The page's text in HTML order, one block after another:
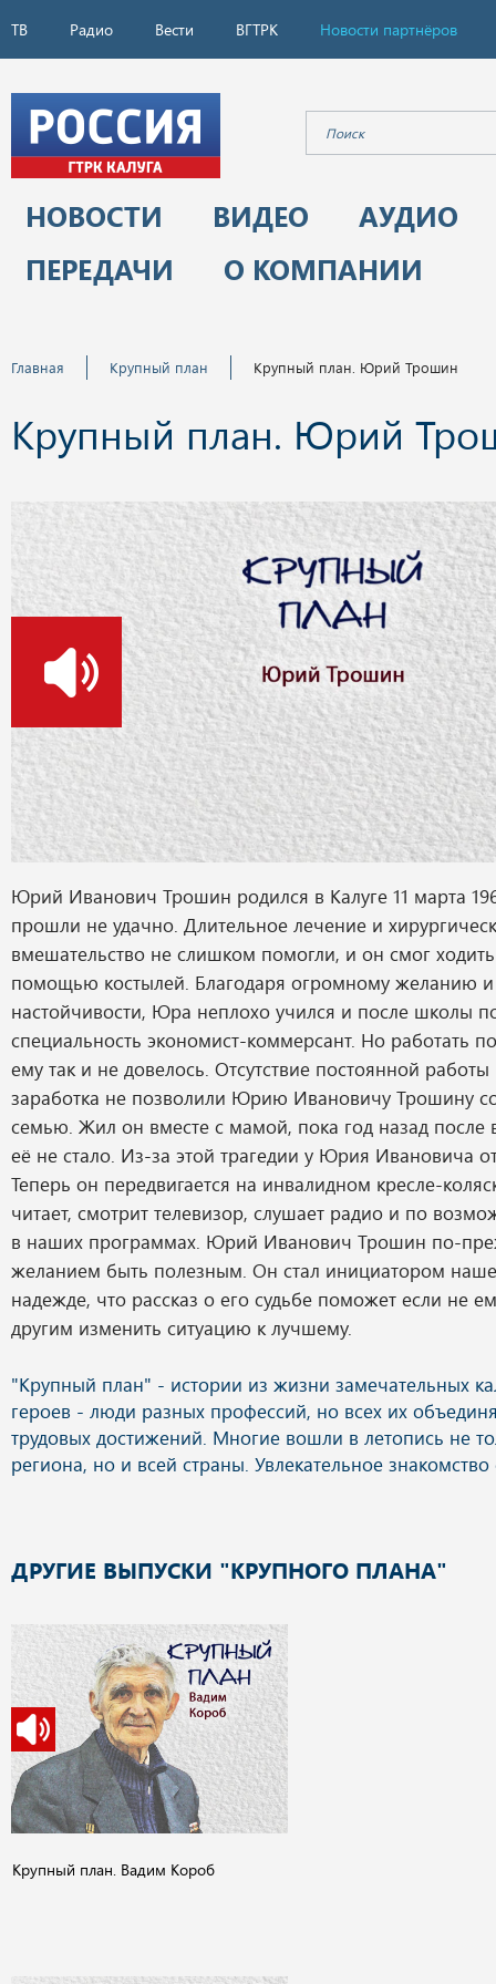
ТВ Радио Вести ВГТРК Новости партнёров
НОВОСТИ ВИДЕО
АУДИО
ПЕРЕДАЧИ
О КОМПАНИИ
Главная Крупный план Крупный план. Юрий Трошин
Крупный план. Юрий
Юрий Иванович Трошин родился в Калуге 11 марта
прошли не удачно. Длительное лечение и
вмешательство не слишком помогли, и он смог
помощью костылей. Благодаря огромному желанию
настойчивости, Юра неплохо учился и после школы
специальность экономист-коммерсант. Но работать
ему так и не довелось. Отсутствие постоянной
заработка не позволили Юрию Ивановичу Трошину
семью. Жил он вместе с мамой, пока год назад после
её не стало. Из-за этой трагедии у Юрия Ивановича
Теперь он передвигается на инвалидном кресле-
читает, смотрит телевизор, слушает радио и по
в наших программах. Юрий Иванович Трошин по-
желанием быть полезным. Он стал инициатором
надежде, что рассказ о его судьбе поможет если не
другим изменить ситуацию к лучшему.
ДРУГИЕ ВЫПУСКИ "КРУПНОГО ПЛАНА"
Крупный план. Вадим Короб